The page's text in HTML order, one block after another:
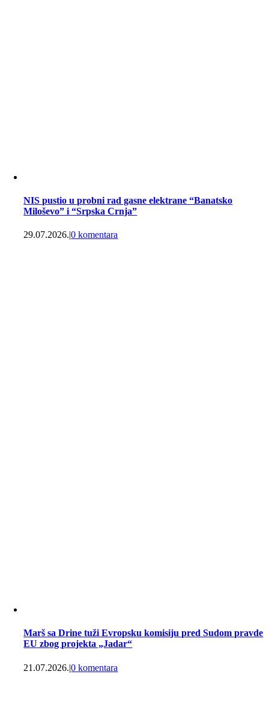
NIS pustio u probni rad gasne elektrane “Banatsko
Miloševo” i “Srpska Crnja”
29.07.2026.|0 komentara
Marš sa Drine tuži Evropsku komisiju pred Sudom pravde
EU zbog projekta „Jadar“
21.07.2026.|0 komentara